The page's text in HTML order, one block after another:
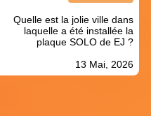
Quelle est la jolie ville dans
laquelle a été installée la
plaque SOLO de EJ ?
13 Mai, 2026